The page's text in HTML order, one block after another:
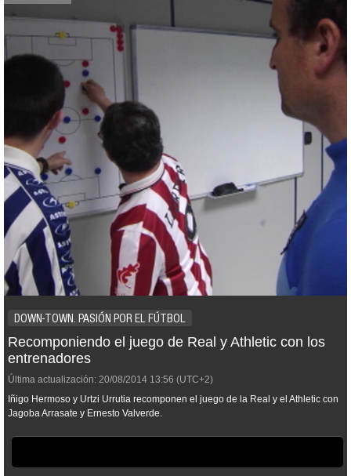
DOWN-TOWN. PASIÓN POR EL FÚTBOL
Recomponiendo el juego de Real y Athletic con los
entrenadores
Última actualización: 20/08/2014 13:56 (UTC+2)
Iñigo Hermoso y Urtzi Urrutia recomponen el juego de la Real y el Athletic con
Jagoba Arrasate y Ernesto Valverde.